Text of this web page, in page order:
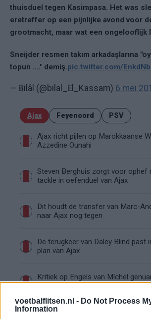
voetbalflitsen.nl - Do Not Process
Information
thuisduel tegen Kasimpasa. Het was
eretreffer op een pijnlijke avond voor
grootmacht, maar wat een ongelooflijk
Sneijder resmen takım arkadaşlarına
topun ...." demiş.pic.twitter.com/
— Bilâl (@bilal_El_Kassam) 6 mei
Ajax Feyenoord PSV
Ajax richt pijlen op Marokkaanse
Azzedine Ounahi
Steven Berghuis zorgt voor ophef
tackle in oefenduel van Ajax
Dit houdt de transfer van Marc-
naar Ajax nog tegen
De terugkeer van Daley Blind past
plan van Ajax
Kritiek op Engels van Míchel
spelers snappen dat echt wel’
De eerste Míchel-dagen bij Ajax: